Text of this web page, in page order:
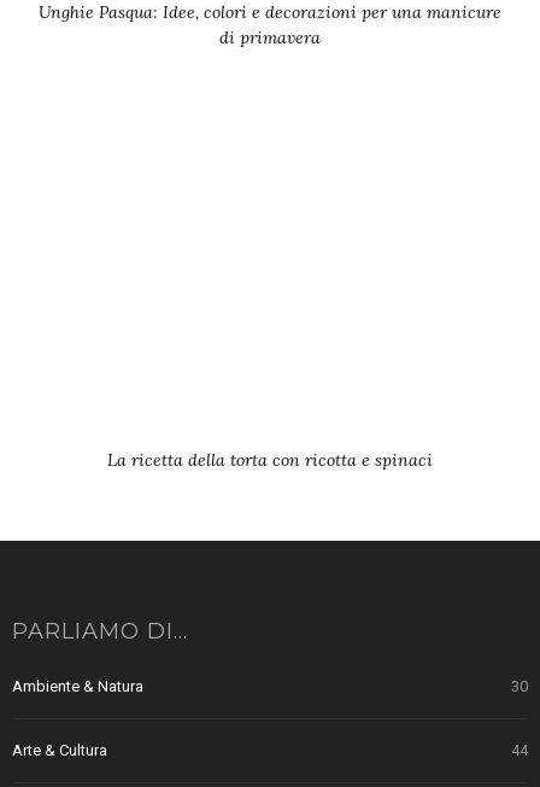
Unghie Pasqua: Idee, colori e decorazioni per una manicure
di primavera
La ricetta della torta con ricotta e spinaci
PARLIAMO DI…
Ambiente & Natura 30
Arte & Cultura 44